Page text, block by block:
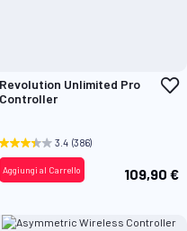
Revolution Unlimited Pro
Controller
3.4 (386)
109,90 €
Aggiungi al Carrello